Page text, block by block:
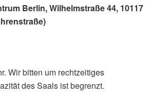
Berlin, Wilhelmstraße 44, 10117
Wir bitten um rechtzeitiges
des Saals ist begrenzt.